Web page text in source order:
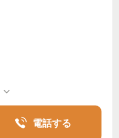
電話する